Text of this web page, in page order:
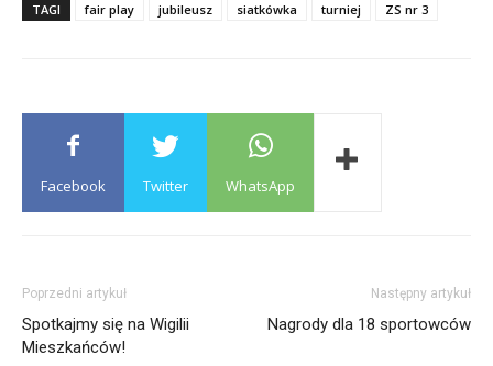
TAGI fair play jubileusz siatkówka turniej ZS nr 3
Facebook Twitter WhatsApp
Poprzedni artykuł
Spotkajmy się na Wigilii
Mieszkańców!
Następny artykuł
Nagrody dla 18 sportowców